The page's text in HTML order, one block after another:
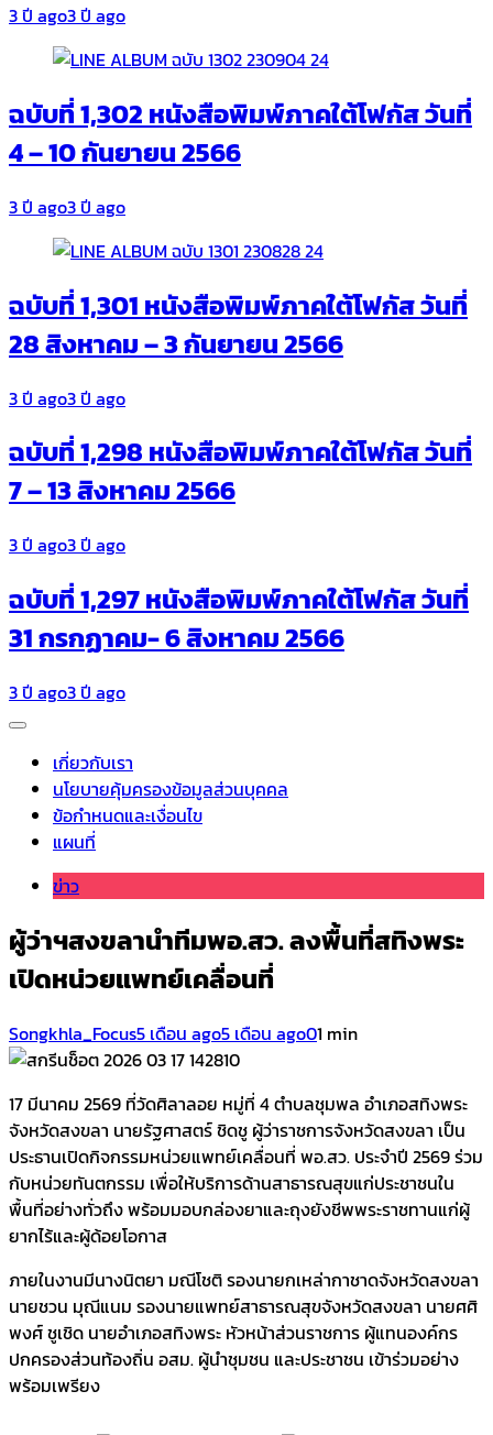
3 ปี ago3 ปี ago
ฉบับที่ 1,302 หนังสือพิมพ์ภาคใต้โฟกัส วันที่
4 – 10 กันยายน 2566
3 ปี ago3 ปี ago
ฉบับที่ 1,301 หนังสือพิมพ์ภาคใต้โฟกัส วันที่
28 สิงหาคม – 3 กันยายน 2566
3 ปี ago3 ปี ago
ฉบับที่ 1,298 หนังสือพิมพ์ภาคใต้โฟกัส วันที่
7 – 13 สิงหาคม 2566
3 ปี ago3 ปี ago
ฉบับที่ 1,297 หนังสือพิมพ์ภาคใต้โฟกัส วันที่
31 กรกฏาคม- 6 สิงหาคม 2566
3 ปี ago3 ปี ago
เกี่ยวกับเรา
นโยบายคุ้มครองข้อมูลส่วนบุคคล
ข้อกำหนดและเงื่อนไข
แผนที่
ข่าว
ผู้ว่าฯสงขลานำทีมพอ.สว. ลงพื้นที่สทิงพระ
เปิดหน่วยแพทย์เคลื่อนที่
Songkhla_Focus5 เดือน ago5 เดือน ago01 min
17 มีนาคม 2569 ที่วัดศิลาลอย หมู่ที่ 4 ตำบลชุมพล อำเภอสทิงพระ
จังหวัดสงขลา นายรัฐศาสตร์ ชิดชู ผู้ว่าราชการจังหวัดสงขลา เป็น
ประธานเปิดกิจกรรมหน่วยแพทย์เคลื่อนที่ พอ.สว. ประจำปี 2569 ร่วม
กับหน่วยทันตกรรม เพื่อให้บริการด้านสาธารณสุขแก่ประชาชนใน
พื้นที่อย่างทั่วถึง พร้อมมอบกล่องยาและถุงยังชีพพระราชทานแก่ผู้
ยากไร้และผู้ด้อยโอกาส
ภายในงานมีนางนิตยา มณีโชติ รองนายกเหล่ากาชาดจังหวัดสงขลา
นายชวน มุณีแนม รองนายแพทย์สาธารณสุขจังหวัดสงขลา นายศศิ
พงศ์ ชูเชิด นายอำเภอสทิงพระ หัวหน้าส่วนราชการ ผู้แทนองค์กร
ปกครองส่วนท้องถิ่น อสม. ผู้นำชุมชน และประชาชน เข้าร่วมอย่าง
พร้อมเพรียง